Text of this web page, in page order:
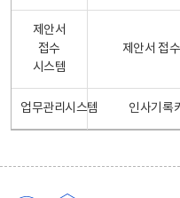
제안서
접수
시스템
제안서 접
업무관리시스템 인사기록